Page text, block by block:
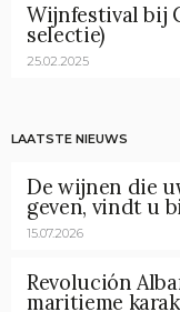
Wijnfestival bij
selectie)
25.02.2025
LAATSTE NIEUWS
De wijnen die
geven, vindt u
15.07.2026
Revolución
maritieme